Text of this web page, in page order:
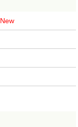
New